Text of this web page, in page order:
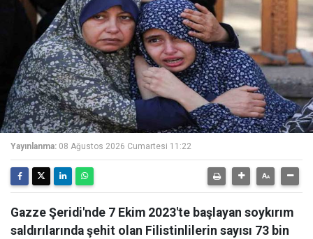
Yayınlanma: 08 Ağustos 2026 Cumartesi 11:22
Gazze Şeridi'nde 7 Ekim 2023'te başlayan soykırım
saldırılarında şehit olan Filistinlilerin sayısı 73 bin